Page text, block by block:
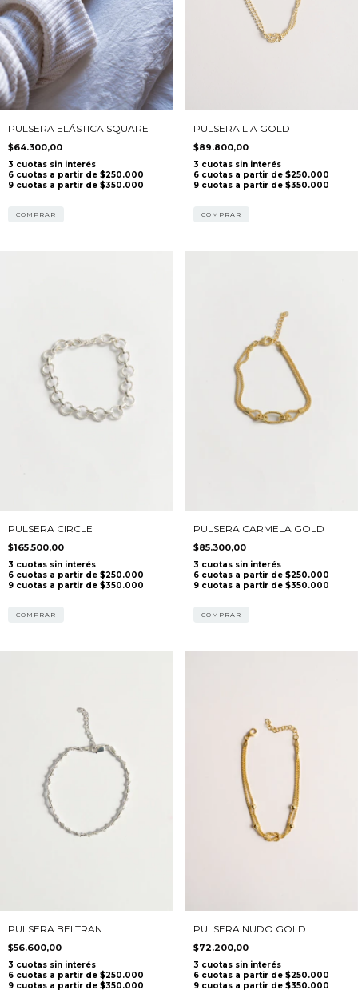
PULSERA ELÁSTICA SQUARE
$64.300,00
COMPRAR
PULSERA LIA GOLD
$89.800,00
COMPRAR
PULSERA CIRCLE
$165.500,00
COMPRAR
PULSERA CARMELA GOLD
$85.300,00
COMPRAR
PULSERA BELTRAN
$56.600,00
PULSERA NUDO GOLD
$72.200,00